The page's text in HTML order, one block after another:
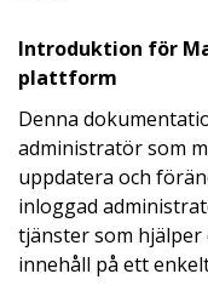
Introduktion för
plattform
Denna
administratör som
uppdatera och
inloggad
tjänster som hjälper
innehåll på ett